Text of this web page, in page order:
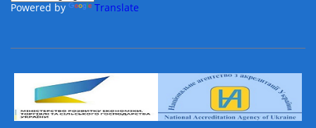
Powered by Translate